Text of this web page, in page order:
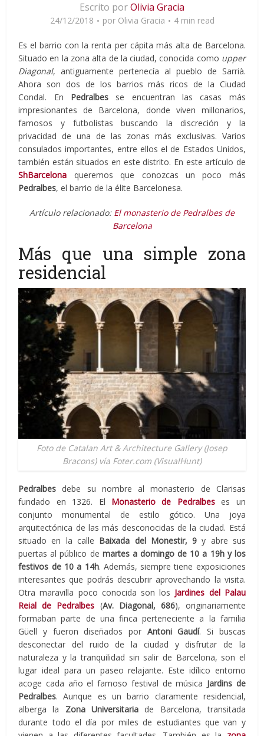
Escrito porOlivia Gracia
24/12/2018 por Olivia Gracia 4 min read
Es el barrio con la renta per cápita más alta de Barcelona.
Situado en la zona alta de la ciudad, conocida como upper
Diagonal, antiguamente pertenecía al pueblo de Sarrià.
Ahora son dos de los barrios más ricos de la Ciudad
Condal. En Pedralbesse encuentran las casas más
impresionantes de Barcelona, donde viven millonarios,
famosos y futbolistas buscando la discreción y la
privacidad de una de las zonas más exclusivas. Varios
consulados importantes, entre ellos el de Estados Unidos,
también están situados en este distrito. En este artículo de
ShBarcelona queremos que conozcas un poco más
Pedralbes, el barrio de la élite Barcelonesa.
Artículo relacionado: El monasterio de Pedralbes de
Barcelona
Más que una simple zona
residencial
Foto de Catalan Art & Architecture Gallery (Josep
Bracons) vía Foter.com (VisualHunt)
Pedralbes debe su nombre al monasterio de Clarisas
fundado en 1326. El Monasterio de Pedralbeses un
conjunto monumental de estilo gótico. Una joya
arquitectónica de las más desconocidas de la ciudad. Está
situado en la calle Baixada del Monestir, 9 y abre sus
puertas al público de martes a domingo de 10 a 19h y los
festivos de 10 a 14h. Además, siempre tiene exposiciones
interesantes que podrás descubrir aprovechando la visita.
Otra maravilla poco conocida son los Jardines del Palau
Reial de Pedralbes (Av. Diagonal, 686), originariamente
formaban parte de una finca perteneciente a la familia
Güell y fueron diseñados por Antoni Gaudí. Si buscas
desconectar del ruido de la ciudad y disfrutar de la
naturaleza y la tranquilidad sin salir de Barcelona, son el
lugar ideal para un paseo relajante. Este idílico entorno
acoge cada año el famoso festival de música Jardins de
Pedralbes. Aunque es un barrio claramente residencial,
alberga la Zona Universitaria de Barcelona, transitada
durante todo el día por miles de estudiantes que van y